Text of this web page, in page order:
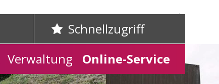
Home Kontakt
Schnellzugriff
Verwaltung Online-Service